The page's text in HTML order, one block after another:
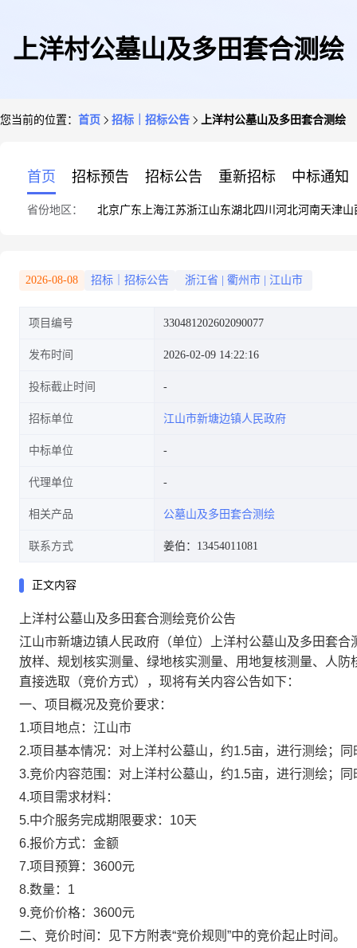
上洋村公墓山及多田套合测绘
您当前的位置： 首页 招标｜招标公告 上洋村公墓山及多田套合测绘
首页 招标预告 招标公告 重新招标 中标通知
省份地区： 北京广东 上海江苏浙江山东湖北四川 河北河南天津山
2026-08-08 招标｜招标公告 浙江省 衢州市 江山市
项目编号 330481202602090077
发布时间 2026-02-09 14:22:16
投标截止时间
招标单位 江山市新塘边镇人民政府
中标单位
代理单位
相关产品 公墓山及多田套合测绘
联系方式 姜伯：13454011081
正文内容
上洋村公墓山及多田套合测绘竞价公告
江山市新塘边镇人民政府 （单位）
上洋村公墓山及多田套合
放样、规划核实测量、绿地核实测量、用地复核测量、人防
直接选取（竞价方式）
，现将有关内容公告如下：
一、项目概况及竞价要求：
1.项目地点： 江山市
2.项目基本情况： 对上洋村公墓山，约1.5亩，进行测绘；
3.竞价内容范围： 对上洋村公墓山， 约1.5亩，进行测绘；
4.项目需求材料：
5.中介服务完成期限要求： 10天
6.报价方式： 金额
7.项目预算： 3600元
8.数量： 1
9.竞价价格： 3600元
二、竞价时间：见下方附表“竞价规则”中的竞价起止时间。